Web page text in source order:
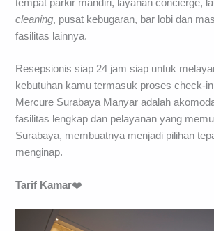
tempat parkir mandiri, layanan concierge,
cleaning, pusat kebugaran, bar lobi dan
fasilitas lainnya.
Resepsionis siap 24 jam siap untuk
kebutuhan kamu termasuk proses check-
Mercure Surabaya Manyar adalah
fasilitas lengkap dan pelayanan yang
Surabaya, membuatnya menjadi pilihan
menginap.
Tarif Kamar❤️